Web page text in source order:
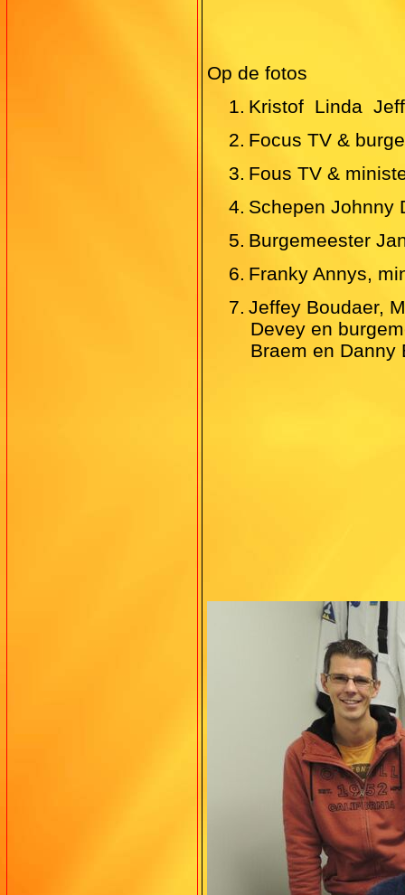
Op de fotos
1. Kristof  Linda 
2. Focus TV &
3. Fous TV &
4. Schepen Johnny
5. Burgemeester
6. Franky Annys,
7. Jeffey Boudaer,
Devey en
Braem en Danny